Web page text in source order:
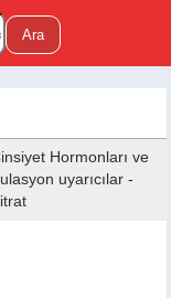
Hormonları ve
uyarıcılar -